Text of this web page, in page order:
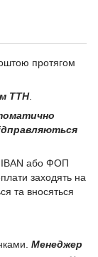
протягом
ТТН.
IBAN або ФОП
заходять на
та вносяться
Менеджер